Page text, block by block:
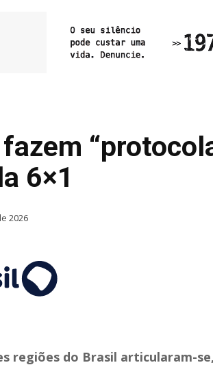
6×1
2026
regiões do Brasil articularam-